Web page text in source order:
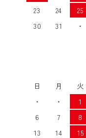
23
24 25
30
31 ・
日 月 火
・
・ 1
6
7 8
13
14 15